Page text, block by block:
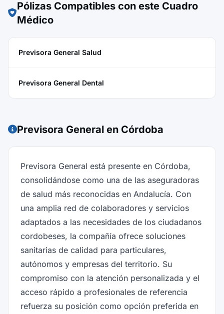
Pólizas Compatibles con este Cuadro
Médico
Previsora General Salud
Previsora General Dental
Previsora General en Córdoba
Previsora General está presente en Córdoba,
consolidándose como una de las aseguradoras
de salud más reconocidas en Andalucía. Con
una amplia red de colaboradores y servicios
adaptados a las necesidades de los ciudadanos
cordobeses, la compañía ofrece soluciones
sanitarias de calidad para particulares,
autónomos y empresas del territorio. Su
compromiso con la atención personalizada y el
acceso rápido a profesionales de referencia
refuerza su posición como opción preferida en